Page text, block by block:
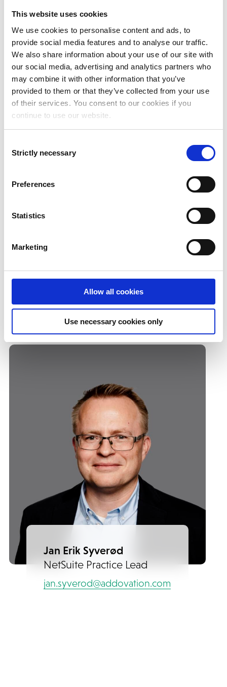
This website uses cookies
We use cookies to personalise content and ads, to
provide social media features and to analyse our traffic.
We also share information about your use of our site with
our social media, advertising and analytics partners who
may combine it with other information that you’ve
provided to them or that they’ve collected from your use
of their services. You consent to our cookies if you
continue to use our website.
Selection
Strictly necessary
Preferences
Statistics
Marketing
Allow all cookies
Use necessary cookies only
Business Area Manager,
magnus.axelsson@addovation.com
Jan Erik Syverød
NetSuite Practice Lead
jan.syverod@addovation.com